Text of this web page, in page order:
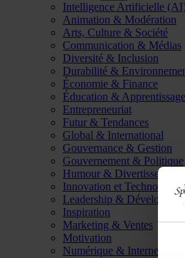
Intelligence Artificielle
Animation & Modération
Arts, Culture & Société
Communication & Médias
Diversité & Inclusion
Durabilité &
Économie & Finance
Éducation & Apprentissage
Entrepreneuriat
Futur & Tendances
Global & International
Gouvernance & Gestion
Gouvernement & Politique
Humour & Divertissement
Innovation et Technologie
Leadership &
Inspiration
Marketing & Ventes
Motivation
Numérique & Internet